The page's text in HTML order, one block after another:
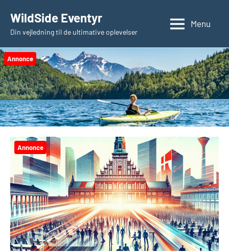
indhold
WildSide Eventyr
Din vejledning til de ultimative oplevelser
Menu
Annonce
Annonce